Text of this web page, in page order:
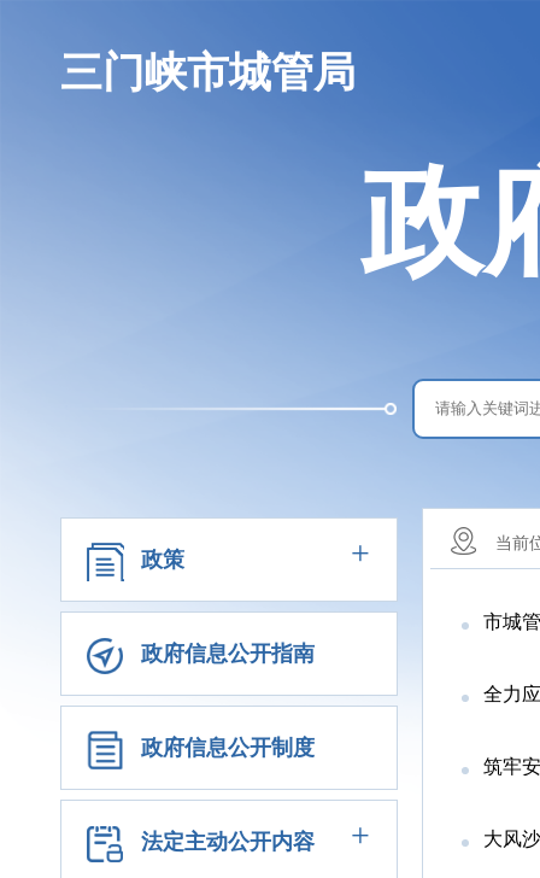
三门峡市城管局
政
政策 +
政府信息公开指南
政府信息公开制度
法定主动公开内容 +
当前
市城管
全力
筑牢安
大风